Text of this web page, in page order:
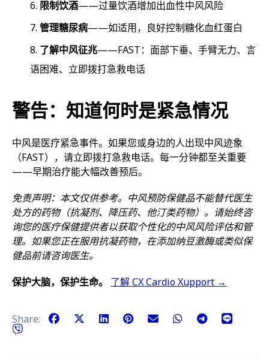
限制饮酒——过量饮酒增加出血性中风风险
管理糖尿病——如适用，良好控制糖化血红蛋白
了解中风征兆——FAST：面部下垂、手臂无力、言
语困难、立即拨打急救电话
警告：知道何时是紧急情况
中风是医疗紧急事件。如果您或身边的人出现中风迹象
（FAST），请立即拨打急救电话。每一分钟都至关重要
——早期治疗能大幅改善预后。
免责声明：本文仅供参考。中风预防保健品不能替代医生
处方的药物（抗凝剂、降压药、他汀类药物）。请始终咨
询您的医疗保健提供者以获取个性化的中风风险评估和管
理。如果您正在服用抗凝药物，在添加纳豆激酶或类似保
健品前请咨询医生。
保护大脑，保护生命。
了解 CX Cardio Xupport →
Share: